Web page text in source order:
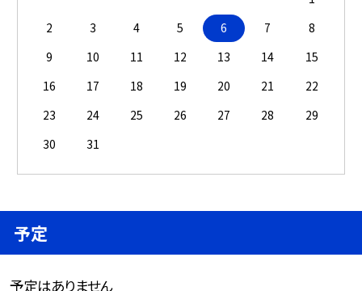
2
3 4 5 6 7
8
9
10 11 12 13 14
15
16
17 18 19 20 21
22
23
24 25 26 27 28
29
30
31
予定
予定はありません